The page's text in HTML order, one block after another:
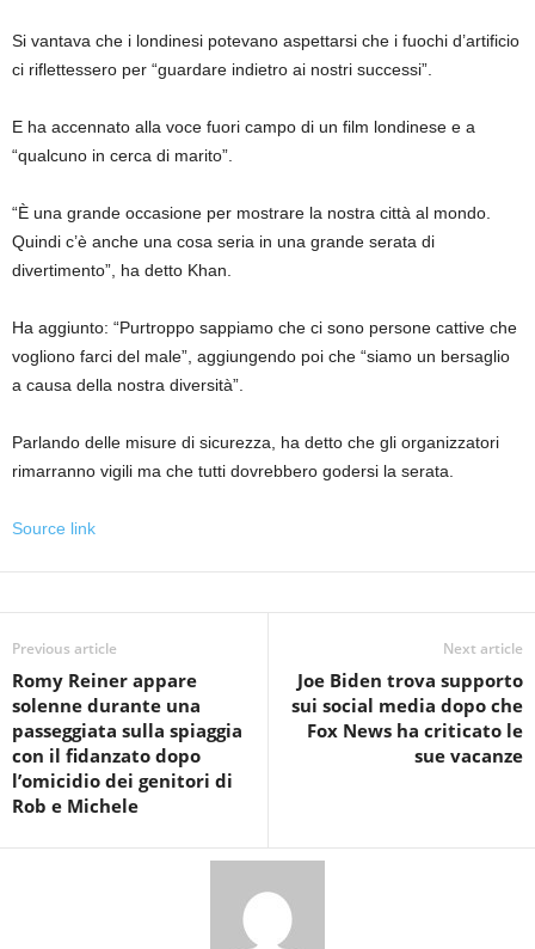
Si vantava che i londinesi potevano aspettarsi che i fuochi d’artificio
ci riflettessero per “guardare indietro ai nostri successi”.
E ha accennato alla voce fuori campo di un film londinese e a
“qualcuno in cerca di marito”.
“È una grande occasione per mostrare la nostra città al mondo.
Quindi c’è anche una cosa seria in una grande serata di
divertimento”, ha detto Khan.
Ha aggiunto: “Purtroppo sappiamo che ci sono persone cattive che
vogliono farci del male”, aggiungendo poi che “siamo un bersaglio
a causa della nostra diversità”.
Parlando delle misure di sicurezza, ha detto che gli organizzatori
rimarranno vigili ma che tutti dovrebbero godersi la serata.
Source link
Previous article
Romy Reiner appare
solenne durante una
passeggiata sulla spiaggia
con il fidanzato dopo
l’omicidio dei genitori di
Rob e Michele
Next article
Joe Biden trova supporto
sui social media dopo che
Fox News ha criticato le
sue vacanze